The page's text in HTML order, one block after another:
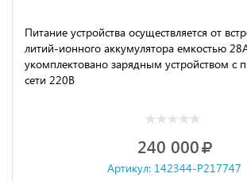
Питание устройства осуществляется от
литий-ионного аккумулятора емкостью
укомплектовано зарядным устройством с
сети 220В
240 000
Артикул: 142344-P217747